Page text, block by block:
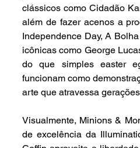
clássicos como Cidadão
além de fazer acenos a
Independence Day, A
icônicas como George
do que simples easter
funcionam como
arte que atravessa
Visualmente, Minions &
de excelência da